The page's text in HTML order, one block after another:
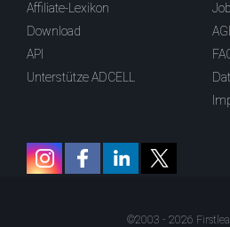
Affiliate-Lexikon
Download
API
Unterstütze ADCELL
©2003 - 2026